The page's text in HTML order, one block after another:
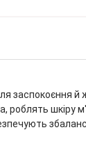
заспокоєння
роблять